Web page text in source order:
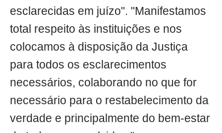
esclarecidas em juízo". "Manifestamos
total respeito às instituições e nos
colocamos à disposição da Justiça
para todos os esclarecimentos
necessários, colaborando no que for
necessário para o restabelecimento da
verdade e principalmente do bem-estar